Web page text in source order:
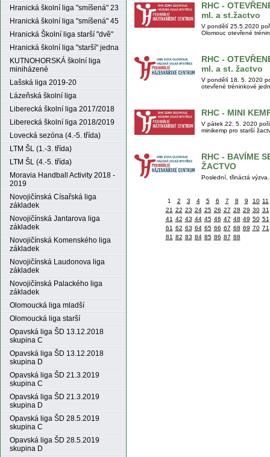
Hranická školní liga "smíšená" 23
Hranická školní liga "smíšená" 45
Hranická Školní liga starší "dvě"
Hranická školní liga "starší" jedna
KUTNOHORSKÁ školní liga
miniházené
Lašská liga 2019-20
Lázeňská školní liga
Liberecká školní liga 2017/2018
Liberecká školní liga 2018/2019
Lovecká sezóna (4.-5. třída)
LTM ŠL (1.-3. třída)
LTM ŠL (4.-5. třída)
Moravia Handball Activity 2018 -
2019
Novojičínská Císařská liga
základek
Novojičínská Jantarova liga
základek
Novojičínská Komenského liga
základek
Novojičínská Laudonova liga
základek
Novojičínská Palackého liga
základek
Olomoucká liga mladší
Olomoucká liga starší
Opavská liga ŠD 13.12.2018
skupina C
Opavská liga ŠD 13.12.2018
skupina D
Opavská liga ŠD 21.3.2019
skupina C
Opavská liga ŠD 21.3.2019
skupina D
Opavská liga ŠD 28.5.2019
skupina C
Opavská liga ŠD 28.5.2019
skupina D
RHC -
ml. a st.žactvo
V pondělí 25.5.2020
Olomouc otevřené
RHC -
ml. a st. žactvo
V pondělí 18. 5. 2020
otevřené tréninkové
RHC - MINI
V pátek 22. 5. 2020
minikemp pro starší
RHC - BAVÍME
ŽACTVO
Poslední, třináctá výzva.
1 2 3 4 5 6 7 8 9 10 11
21 22 23 24 25 26 27 28 29 30 31
41 42 43 44 45 46 47 48 49 50 51
61 62 63 64 65 66 67 68 69 70 71
81 82 83 84 85 86 87 88